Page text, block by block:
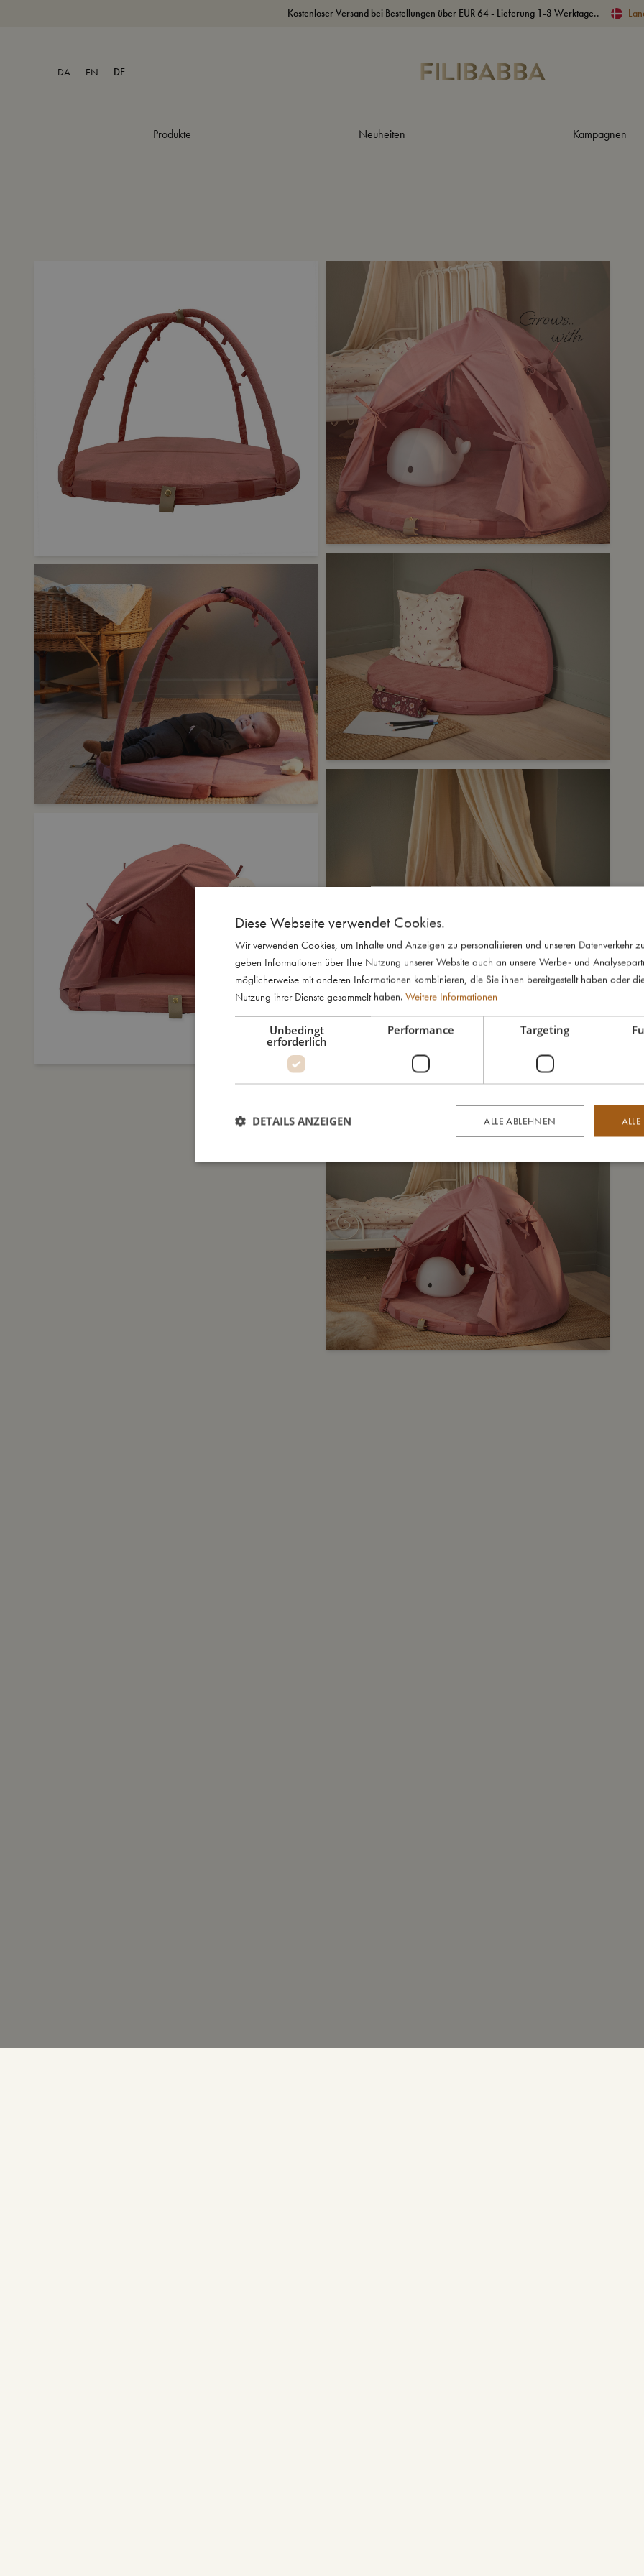
Kostenloser Versand bei Bestellungen über EUR 64 - Lieferung 1-3 Werktage..
DA - EN - DE
Produkte Neuheiten Kampagnen
Diese Webseite verwendet Cookies.
Wir verwenden Cookies, um Inhalte und Anzeigen zu personalisieren und unseren Datenverkehr
geben Informationen über Ihre Nutzung unserer Website auch an unsere Werbe- und
möglicherweise mit anderen Informationen kombinieren, die Sie ihnen bereitgestellt haben oder
Nutzung ihrer Dienste gesammelt haben. Weitere Informationen
Unbedingt
erforderlich
Performance Targeting
ALLE ABLEHNEN
DETAILS ANZEIGEN